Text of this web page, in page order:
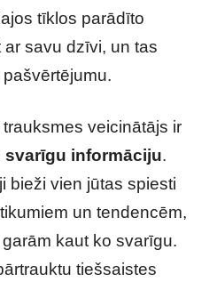
tīklos parādīto
savu dzīvi, un tas
veicinātājs ir
svarīgu informāciju.
bieži vien jūtas spiesti
un tendencēm,
kaut ko svarīgu.
tiešsaistes